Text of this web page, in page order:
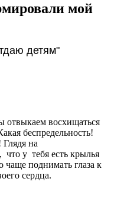
мой
детям"
восхищаться
беспредельность!
Глядя на
что у тебя есть крылья
чаще поднимать глаза к
сердца.